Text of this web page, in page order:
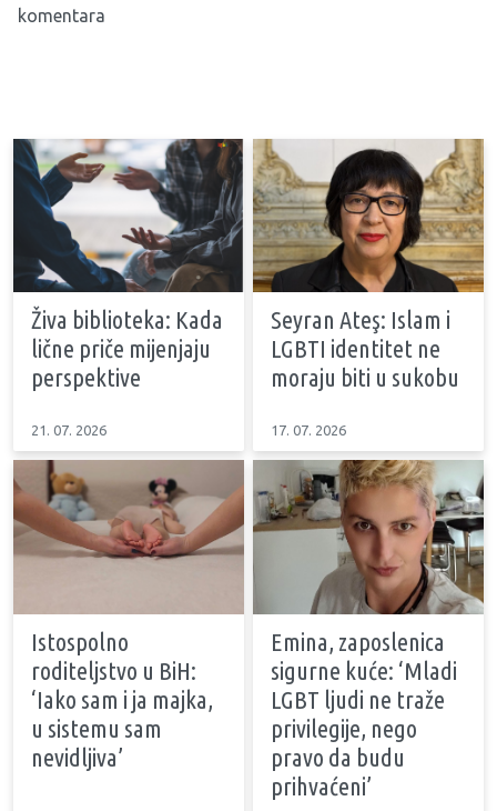
komentara
Živa biblioteka: Kada
lične priče mijenjaju
perspektive
21. 07. 2026
Seyran Ateş: Islam i
LGBTI identitet ne
moraju biti u sukobu
17. 07. 2026
Istospolno
roditeljstvo u BiH:
‘Iako sam i ja majka,
u sistemu sam
nevidljiva’
Emina, zaposlenica
sigurne kuće: ‘Mladi
LGBT ljudi ne traže
privilegije, nego
pravo da budu
prihvaćeni’